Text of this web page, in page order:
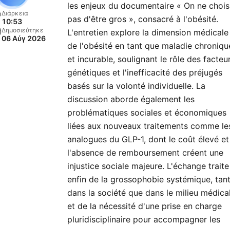
Διάρκεια
10:53
Δημοσιεύτηκε
06 Αύγ 2026
les enjeux du documentaire « On ne
pas d'être gros », consacré à l'obésité.
L'entretien explore la dimension médicale
de l'obésité en tant que maladie
et incurable, soulignant le rôle des
génétiques et l'inefficacité des préjugés
basés sur la volonté individuelle. La
discussion aborde également les
problématiques sociales et économiques
liées aux nouveaux traitements comme
analogues du GLP-1, dont le coût élevé et
l'absence de remboursement créent une
injustice sociale majeure. L'échange traite
enfin de la grossophobie systémique, tant
dans la société que dans le milieu
et de la nécessité d'une prise en charge
pluridisciplinaire pour accompagner les